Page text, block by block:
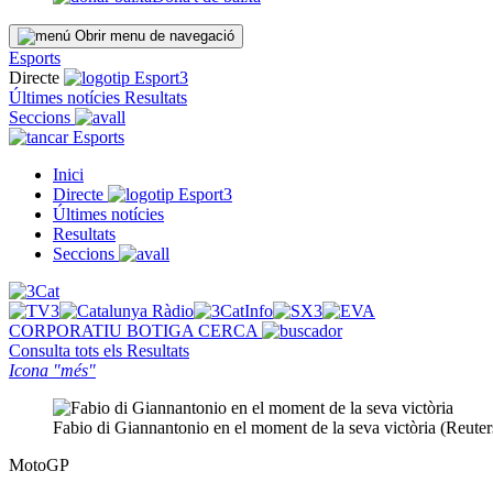
Obrir menu de navegació
Esports
Directe
Últimes notícies Resultats
Seccions
Esports
Inici
Directe
Últimes notícies
Resultats
Seccions
CORPORATIU BOTIGA CERCA
Consulta tots els Resultats
Icona "més"
Fabio di Giannantonio en el moment de la seva victòria
MotoGP